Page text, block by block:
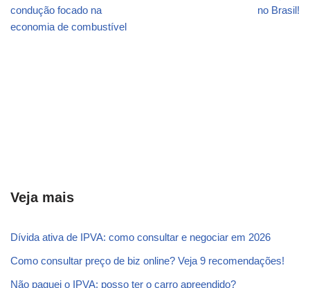
condução focado na
economia de combustível
no Brasil!
Veja mais
Dívida ativa de IPVA: como consultar e negociar em 2026
Como consultar preço de biz online? Veja 9 recomendações!
Não paguei o IPVA: posso ter o carro apreendido?